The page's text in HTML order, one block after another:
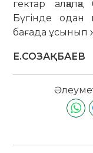
гектар
Бүгінде одан
бағада ұсынып
Е.СОЗАҚБАЕВ